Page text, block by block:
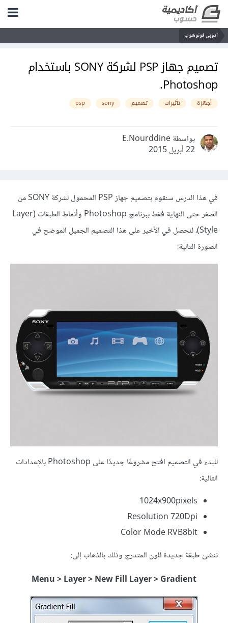
أدوبي فوتوشوب
تصميم جهاز PSP لشركة SONY باستخدام
Photoshop.
أجهزة تأثيرات تصميم sony
psp
بواسطة E.Nourddine
22 أبريل 2015
في هذا الدرس سنقوم بتصميمجهازPSP المحمول لشركةSONYمن
الصفر حتى النهاية فقط ببرنامج Photoshop وأنماط الطبقات (Layer
Style)، لنحصل في الأخير على هذا التصميم الجميل الموضح في
الصورة التالية:
للبدء في التصميم افتح مشروعًا جديدًا على Photoshop بالإعدادات
التالية:
1024x900pixels
Resolution 720Dpi
Color Mode RVB8bit
ننشئ طبقة جديدة للون المتدرج وذلك بالذهاب إلى:
Menu > Layer > New Fill Layer > Gradient